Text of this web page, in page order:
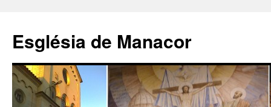
contenido
Església de Manacor